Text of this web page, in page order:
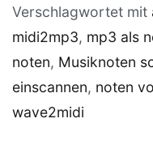
Verschlagwortet mit
midi2mp3, mp3 als
noten, Musiknoten
einscannen, noten
wave2midi